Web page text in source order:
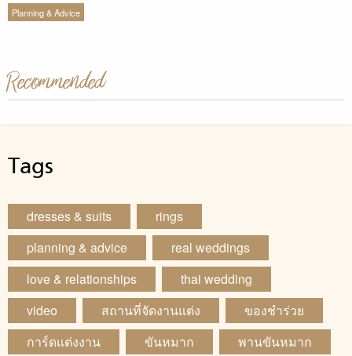
Planning & Advice
Recommended
Tags
dresses & suits
rings
planning & advice
real weddings
love & relationships
thai wedding
video
สถานที่จัดงานแต่ง
ของชำร่วย
การ์ดแต่งงาน
ขันหมาก พานขันหมาก